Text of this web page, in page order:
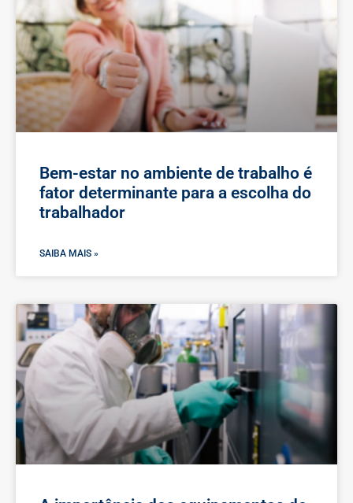
Bem-estar no ambiente de trabalho é
fator determinante para a escolha do
trabalhador
SAIBA MAIS »